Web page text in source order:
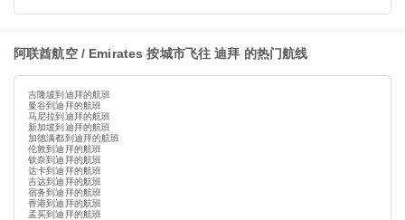
阿联酋航空 / Emirates 按城市飞往 迪拜 的热门航线
吉隆坡到迪拜的航班
曼谷到迪拜的航班
马尼拉到迪拜的航班
新加坡到迪拜的航班
加德满都到迪拜的航班
伦敦到迪拜的航班
钦奈到迪拜的航班
达卡到迪拜的航班
吉达到迪拜的航班
宿务到迪拜的航班
香港到迪拜的航班
孟买到迪拜的航班